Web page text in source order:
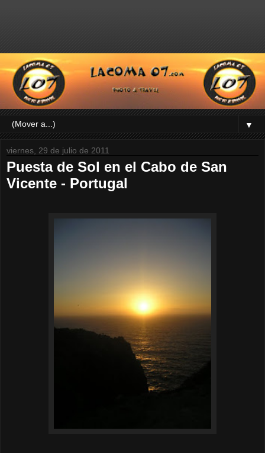
▼
viernes, 29 de julio de 2011
Puesta de Sol en el Cabo de San
Vicente - Portugal